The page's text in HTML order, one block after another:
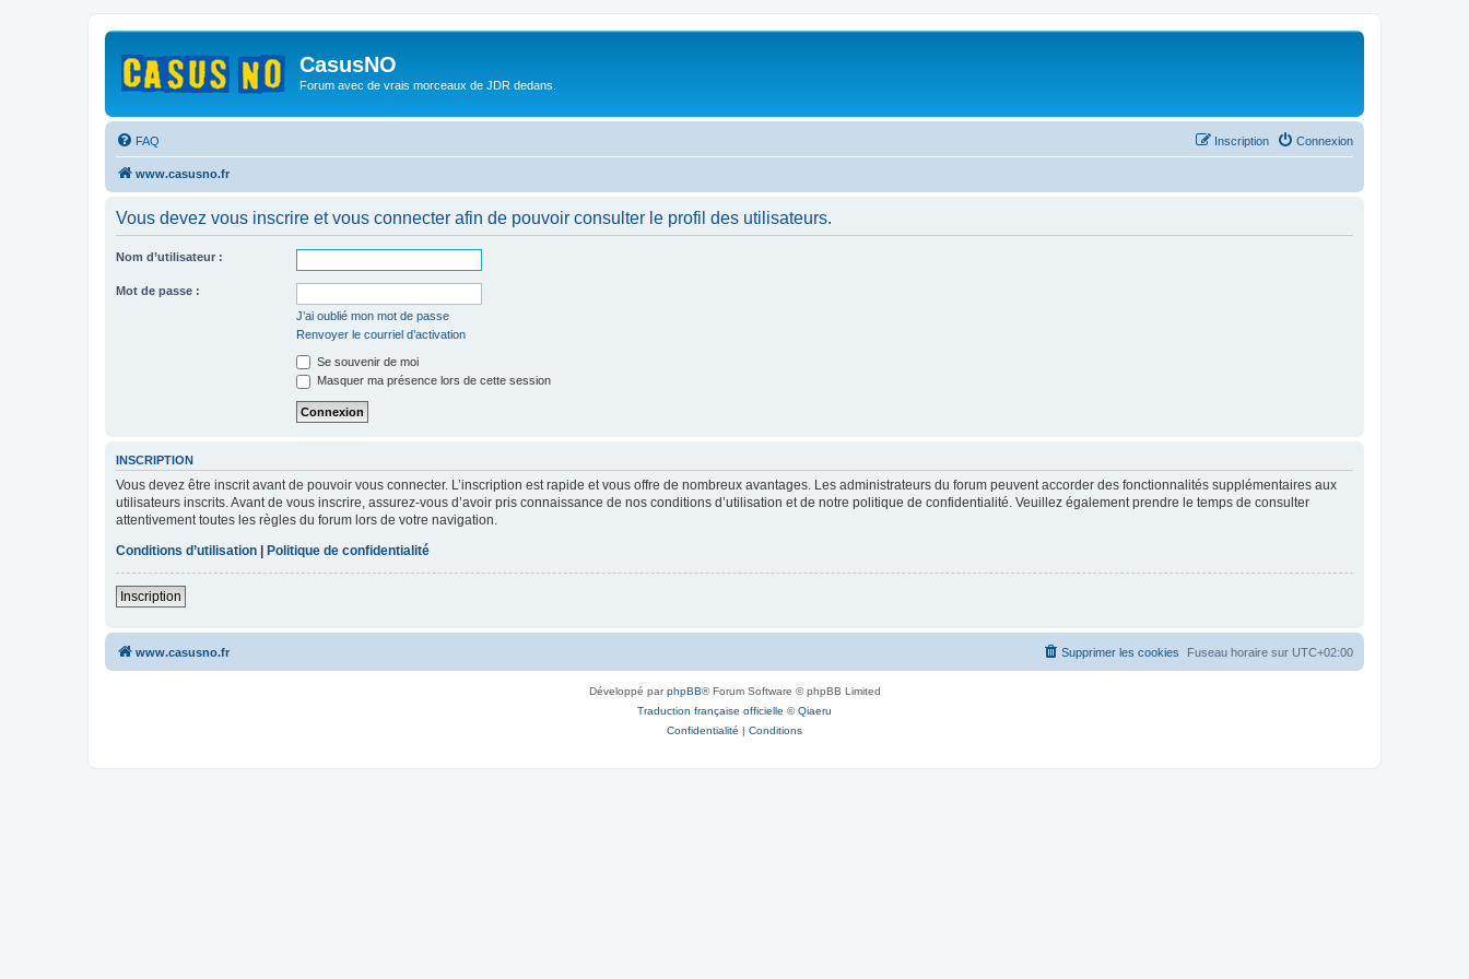
CasusNO
Forum avec de vrais morceaux de JDR dedans.
FAQ Connexion
Inscription
www.casusno.fr
Vous devez vous inscrire et vous connecter afin de pouvoir consulter le profil des utilisateurs.
Nom d’utilisateur :
Mot de passe :
J’ai oublié mon mot de passe
Renvoyer le courriel d’activation
Se souvenir de moi
Masquer ma présence lors de cette session
INSCRIPTION
Vous devez être inscrit avant de pouvoir vous connecter. L’inscription est rapide et vous offre de nombreux avantages. Les administrateurs du forum peuvent accorder des fonctionnalités supplémentaires aux
utilisateurs inscrits. Avant de vous inscrire, assurez-vous d’avoir pris connaissance de nos conditions d’utilisation et de notre politique de confidentialité. Veuillez également prendre le temps de consulter
attentivement toutes les règles du forum lors de votre navigation.
Conditions d’utilisation
Politique de confidentialité
Inscription
www.casusno.fr Fuseau horaire sur UTC+02:00
Supprimer les cookies
Développé parphpBB® Forum Software © phpBB Limited
Traduction française officielle ©Qiaeru
Confidentialité | Conditions